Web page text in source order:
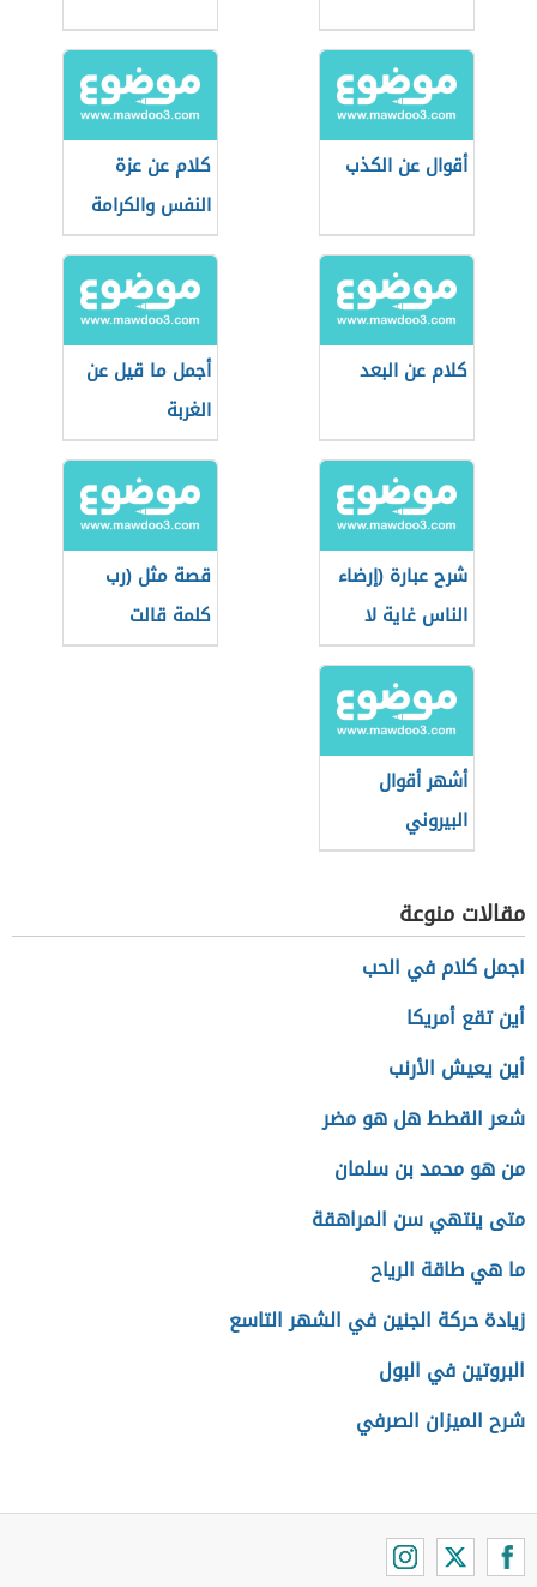
أقوال عن الكذب
كلام عن عزة
النفس والكرامة
كلام عن البعد
أجمل ما قيل عن
الغربة
شرح عبارة (إرضاء
الناس غاية لا
تدرك)
قصة مثل (رب
كلمة قالت
لصاحبها دعني)
أشهر أقوال
البيروني
مقالات منوعة
اجمل كلام في الحب
أين تقع أمريكا
أين يعيش الأرنب
شعر القطط هل هو مضر
من هو محمد بن سلمان
متى ينتهي سن المراهقة
ما هي طاقة الرياح
زيادة حركة الجنين في الشهر التاسع
البروتين في البول
شرح الميزان الصرفي